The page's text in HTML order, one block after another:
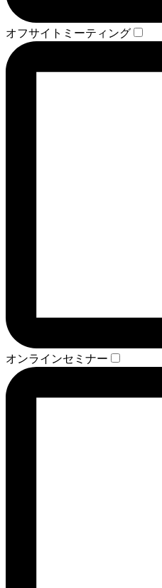
オフサイトミーティング
オンラインセミナー